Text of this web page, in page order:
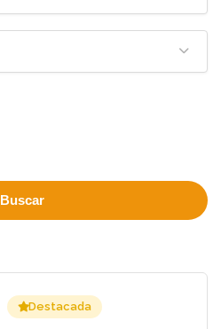
Buscar
Destacada